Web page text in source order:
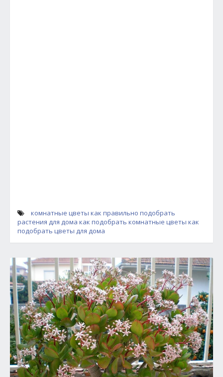
комнатные цветы как правильно подобрать
растения для дома как подобрать комнатные цветы как
подобрать цветы для дома